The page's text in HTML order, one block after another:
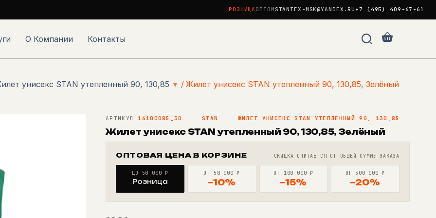
РОЗНИЦА ОПТОМ STANTEX-MSK@YANDEX.RU +7 (495) 409-67-61
О Компании Контакты Корзина
унисекс STAN утепленный 90, 130,85 ▾ / Жилет унисекс STAN утепленный 90, 130,85, Зелёный
АРТИКУЛ 16100085_30 · STAN · ЖИЛЕТ УНИСЕКС STAN УТЕПЛЕННЫЙ 90, 130,85
Жилет унисекс STAN утепленный 90, 130,85, Зелёный
ОПТОВАЯ ЦЕНА В КОРЗИНЕ СКИДКА СЧИТАЕТСЯ ОТ ОБЩЕЙ СУММЫ ЗАКАЗА
ДО 50 000 ₽
Розница
ОТ 50 000 ₽
−10%
ОТ 100 000 ₽
−15%
ОТ 300 000 ₽
−20%